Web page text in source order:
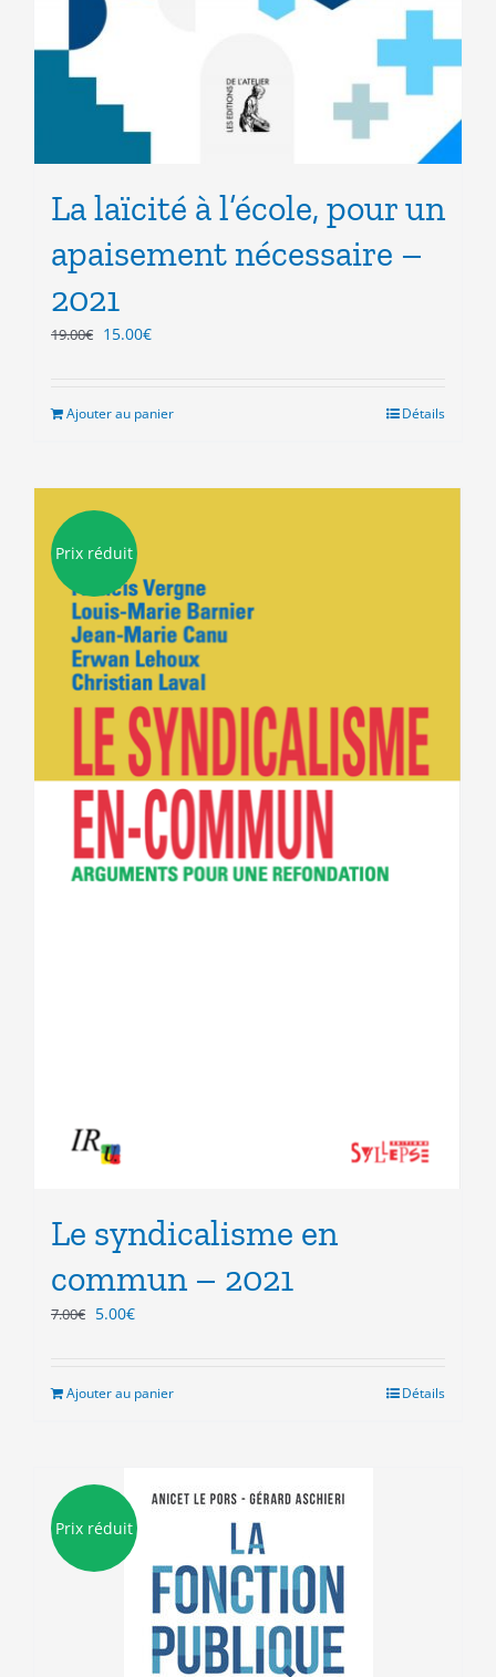
La laïcité à l’école, pour un
apaisement nécessaire –
2021
19.00€ Le
15.00€Le
est :
Ajouter au panier Détails
Prix réduit
Le syndicalisme en
commun – 2021
7.00€ Le
était :
5.00€Le
est :
Ajouter au panier Détails
Prix réduit